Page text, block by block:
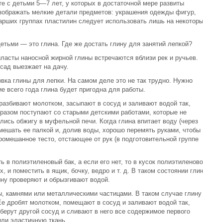
с детьми 5—7 лет, у которых в достаточной мере развиты
мелкие детали предметов: украшения одежды фигур,
группах пластилин следует использовать лишь на
— это глина. Где же достать глину для занятий лепкой?
наносной жирной глины встречаются вблизи рек и ручьев.
выезжает на дачу.
глины для лепки. На самом деле это не так трудно. Нужно
всего года глина будет пригодна для работы.
молотком, засыпают в сосуд и заливают водой так,
поступают со старыми детскими работами, которые не
обжигу в муфельной печи. Когда глина впитает воду (через
ее палкой и, долив воды, хорошо перемять руками, чтобы
тесто, отстающее от рук (в подготовительной группе
полиэтиленовый бак, а если его нет, то в кусок
и поместить в ящик, бочку, ведро и т. д. В таком состоянии
проверяют и обрызгивают водой.
камнями или металлическими частицами. В таком случае глину
молотком, помещают в сосуд и заливают водой так,
другой сосуд и сливают в него все содержимое первого
эластичную ткань.